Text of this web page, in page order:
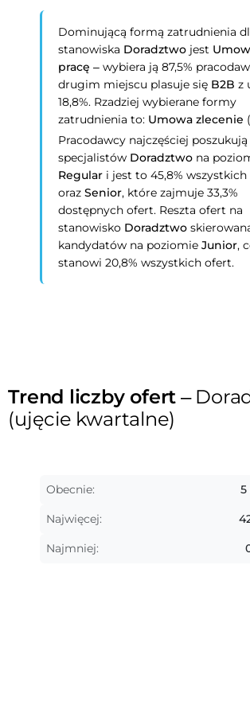
Dominującą formą zatrudnienia
stanowiska Doradztwo jest
pracę – wybiera ją 87,5%
drugim miejscu plasuje się B2B z
18,8%. Rzadziej wybierane formy
zatrudnienia to: Umowa zlecenie
Pracodawcy najczęściej poszukują
specjalistów Doradztwo na
Regular i jest to 45,8%
orazSenior, które zajmuje 33,3%
dostępnych ofert. Reszta ofert na
stanowisko Doradztwo
kandydatów na poziomieJunior,
stanowi 20,8% wszystkich ofert.
Trend liczby ofert –
(ujęcie kwartalne)
Obecnie: 5
Najwięcej:
Najmniej: